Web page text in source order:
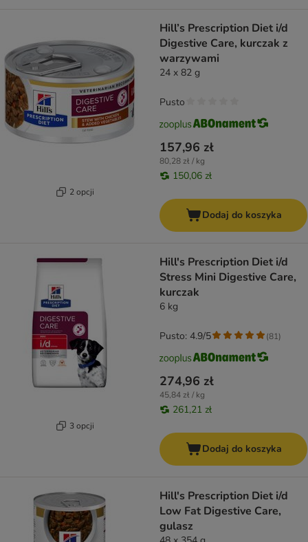
2 opcji
Hill’s Prescription Diet i/d
Digestive Care, kurczak z
warzywami
24 x 82 g
157,96 zł
80,28 zł / kg
150,06 zł
Pusto
Dodaj do koszyka
3 opcji
Hill's Prescription Diet i/d
Stress Mini Digestive Care,
kurczak
6 kg
274,96 zł
45,84 zł / kg
261,21 zł
Pusto: 4.9/5 (81)
Dodaj do koszyka
Hill's Prescription Diet i/d
Low Fat Digestive Care,
gulasz